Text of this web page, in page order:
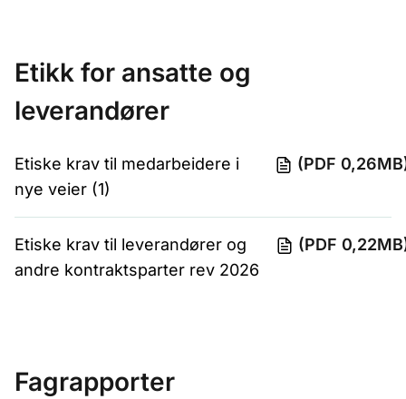
Etikk for ansatte og
leverandører
Etiske krav til medarbeidere i
nye veier (1)
(PDF
Etiske krav til leverandører og
andre kontraktsparter rev 2026
(PDF
Fagrapporter